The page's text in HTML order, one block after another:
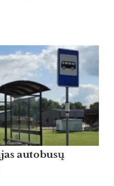
autobusų